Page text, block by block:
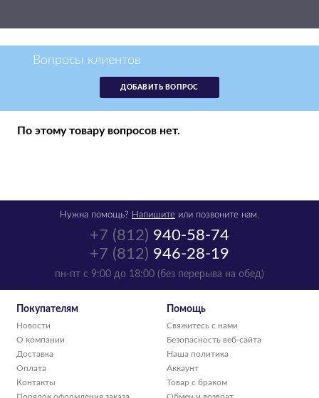
ДОБАВИТЬ ВОПРОС
Вопросы клиентов
По этому товару вопросов нет.
+7 (812) 940-58-74
+7 (812) 946-28-19
пн-пт с 9:00 до 18:00 (без перерыва на обед)
Нужна помощь? Напишите или позвоните нам.
Покупателям
Новости
О компании
Доставка
Оплата
Контакты
Помощь
Свяжитесь с нами
Безопасность веб-сайта
Наша политика
Аккаунт
Товар с браком